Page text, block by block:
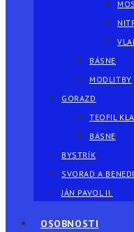
BÁSNE
MODLITBY
GORAZD
TEOFIL
BÁSNE
BYSTRÍK
SVORAD A
JÁN PAVOL II.
OSOBNOSTI